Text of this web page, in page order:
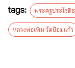
tags: พระครูประโชติ
หลวงพ่อเพิ่ม วัดป้อมแก้ว